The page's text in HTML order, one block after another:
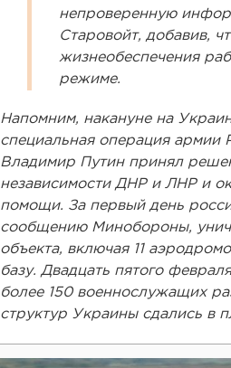
непроверенную
Старовойт, добавив,
жизнеобеспечения
режиме.
Напомним, накануне на
специальная операция армии
Владимир Путин принял
независимости ДНР и ЛНР и
помощи. За первый день
сообщению Минобороны,
объекта, включая 11
базу. Двадцать пятого
более 150 военнослужащих
структур Украины сдались в